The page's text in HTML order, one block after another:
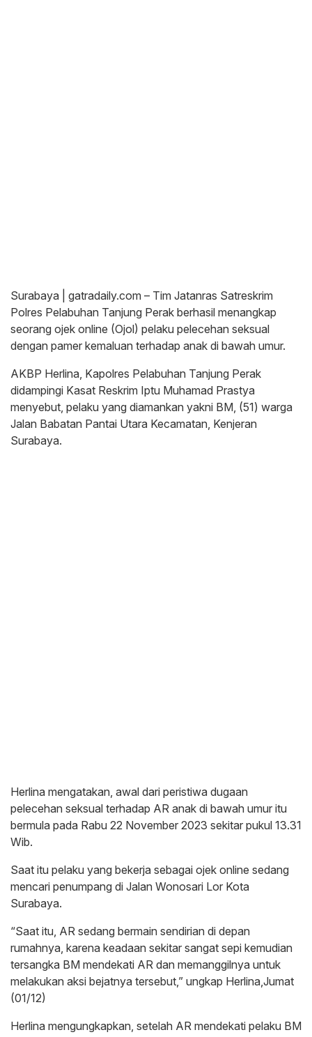
Surabaya | gatradaily.com – Tim Jatanras Satreskrim
Polres Pelabuhan Tanjung Perak berhasil menangkap
seorang ojek online (Ojol) pelaku pelecehan seksual
dengan pamer kemaluan terhadap anak di bawah umur.
AKBP Herlina, Kapolres Pelabuhan Tanjung Perak
didampingi Kasat Reskrim Iptu Muhamad Prastya
menyebut, pelaku yang diamankan yakni BM, (51) warga
Jalan Babatan Pantai Utara Kecamatan, Kenjeran
Surabaya.
Herlina mengatakan, awal dari peristiwa dugaan
pelecehan seksual terhadap AR anak di bawah umur itu
bermula pada Rabu 22 November 2023 sekitar pukul 13.31
Wib.
Saat itu pelaku yang bekerja sebagai ojek online sedang
mencari penumpang di Jalan Wonosari Lor Kota
Surabaya.
“Saat itu, AR sedang bermain sendirian di depan
rumahnya, karena keadaan sekitar sangat sepi kemudian
tersangka BM mendekati AR dan memanggilnya untuk
melakukan aksi bejatnya tersebut,” ungkap Herlina,Jumat
(01/12)
Herlina mengungkapkan, setelah AR mendekati pelaku BM